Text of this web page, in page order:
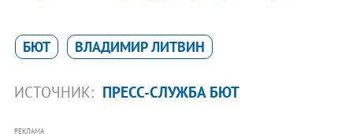
БЮТ ВЛАДИМИР ЛИТВИН
ИСТОЧНИК: ПРЕСС-СЛУЖБА БЮТ
РЕКЛАМА